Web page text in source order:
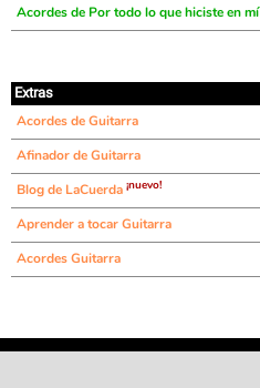
Acordes de Por todo lo que hiciste en mí
Extras
Acordes de Guitarra
Afinador de Guitarra
Blog de LaCuerda ¡nuevo!
Aprender a tocar Guitarra
Acordes Guitarra